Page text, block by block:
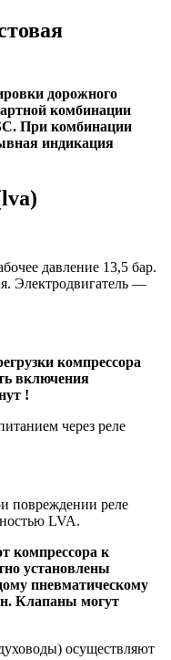
дорожного
комбинации
При комбинации
индикация
давление 13,5 бар.
Электродвигатель —
компрессора
включения
!
через реле
повреждении реле
LVA.
компрессора к
установлены
пневматическому
Клапаны могут
осуществляют